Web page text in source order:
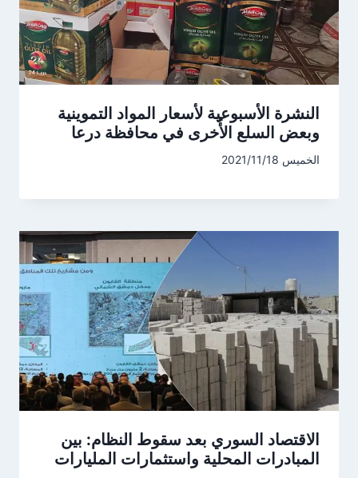
النشرة الأسبوعية لأسعار المواد التموينية
وبعض السلع الأُخرى في محافظة درعا
الخميس 2021/11/18
الاقتصاد السوري بعد سقوط النظام: بين
المبادرات المحلية واستثمارات المليارات